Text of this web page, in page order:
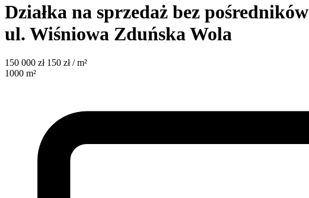
Działka na sprzedaż bez pośredników
ul. Wiśniowa Zduńska Wola
150 000 zł 150 zł / m²
1000 m²